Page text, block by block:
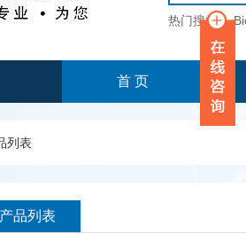
热门搜索：
首 页
列表
产品列表